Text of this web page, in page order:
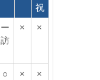
祝
ー
訪
× ×
○
× ×